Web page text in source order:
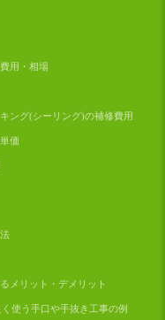
用・相場
ング(シーリング)の補修費用
価
メリット・デメリット
使う手口や手抜き工事の例